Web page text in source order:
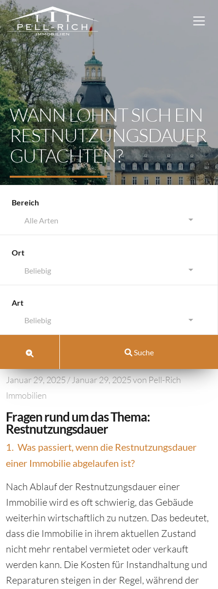
WANN LOHNT SICH EIN
RESTNUTZUNGSDAUER
GUTACHTEN?
Bereich
Alle Arten
Ort
Beliebig
Art
Beliebig
Suche
Wann lohnt sich ein
Wann lohnt sich ein
Restnutzungsdauergutacht
en?
Januar 29, 2025/Januar 29, 2025vonPell-Rich
Immobilien
Fragen rund um das Thema:
Restnutzungsdauer
1. Was passiert, wenn die Restnutzungsdauer
einer Immobilie abgelaufen ist?
Nach Ablauf der Restnutzungsdauer einer
Immobilie wird es oft schwierig, das Gebäude
weiterhin wirtschaftlich zu nutzen. Das bedeutet,
dass die Immobilie in ihrem aktuellen Zustand
nicht mehr rentabel vermietet oder verkauft
werden kann. Die Kosten für Instandhaltung und
Reparaturen steigen in der Regel, während der